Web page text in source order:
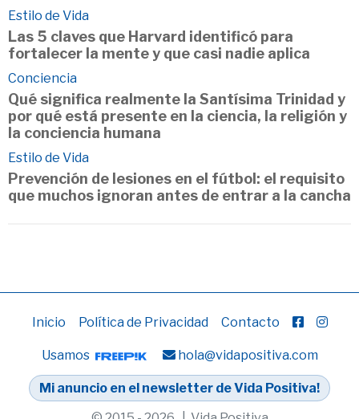
Estilo de Vida
Las 5 claves que Harvard identificó para
fortalecer la mente y que casi nadie aplica
Conciencia
Qué significa realmente la Santísima Trinidad y
por qué está presente en la ciencia, la religión y
la conciencia humana
Estilo de Vida
Prevención de lesiones en el fútbol: el requisito
que muchos ignoran antes de entrar a la cancha
Inicio Política de Privacidad Contacto
Usamos hola@vidapositiva.com
Mi anuncio en el newsletter de Vida Positiva!